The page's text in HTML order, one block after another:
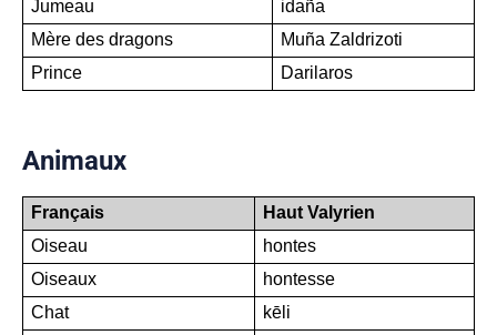
Jumeau
idaña
Mère des dragons
Muña Zaldrizoti
Prince
Darilaros
Animaux
Français
Haut Valyrien
Oiseau
hontes
Oiseaux
hontesse
Chat
kēli